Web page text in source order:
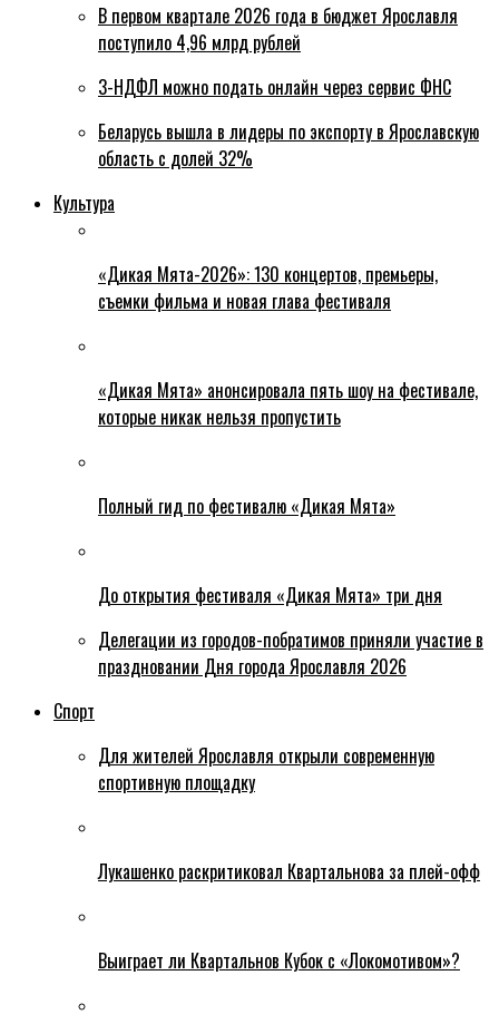
В первом квартале 2026 года в бюджет Ярославля
поступило 4,96 млрд рублей
3-НДФЛ можно подать онлайн через сервис ФНС
Беларусь вышла в лидеры по экспорту в Ярославскую
область с долей 32%
Культура
«Дикая Мята-2026»: 130 концертов, премьеры,
съемки фильма и новая глава фестиваля
«Дикая Мята» анонсировала пять шоу на фестивале,
которые никак нельзя пропустить
Полный гид по фестивалю «Дикая Мята»
До открытия фестиваля «Дикая Мята» три дня
Делегации из городов-побратимов приняли участие в
праздновании Дня города Ярославля 2026
Спорт
Для жителей Ярославля открыли современную
спортивную площадку
Лукашенко раскритиковал Квартальнова за плей-офф
Выиграет ли Квартальнов Кубок с «Локомотивом»?